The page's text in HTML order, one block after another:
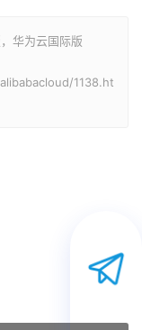
华为云国际版
1138.ht